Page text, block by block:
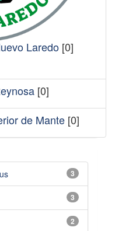
Laredo [0]
[0]
de Mante [0]
3
3
2